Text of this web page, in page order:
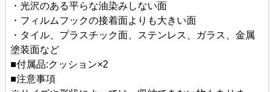
・光沢のある平らな油染みしない面
・フィルムフックの接着面よりも大きい面
・タイル、プラスチック面、ステンレス、ガラス、金属
塗装面など
■付属品:クッション×2
■注意事項